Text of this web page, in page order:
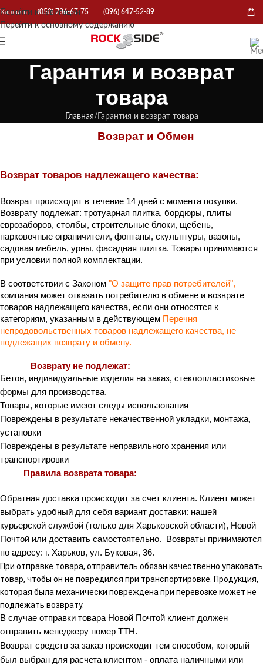
Перейти к навигации
Перейти к основному содержанию
Харьков: (050) 786-67-75 (096) 647-52-89
Гарантия и возврат
товара
Главная Гарантия и возврат товара
Возврат и Обмен
Возврат товаров надлежащего качества:
Возврат происходит в течение 14 дней с момента покупки.
Возврату подлежат: тротуарная плитка, бордюры, плиты
еврозаборов, столбы, строительные блоки, щебень,
парковочные ограничители, фонтаны, скульптуры, вазоны,
садовая мебель, урны, фасадная плитка. Товары принимаются
при условии полной комплектации.
В соответствии с Законом "О защите прав потребителей"
компания может отказать потребителю в обмене и возврате
товаров надлежащего качества, если они относятся к
категориям, указанным в действующем Перечня
непродовольственных товаров надлежащего качества, не
подлежащих возврату и обмену.
Возврату не подлежат:
Бетон, индивидуальные изделия на заказ, стеклопластиковые
формы для производства.
Товары, которые имеют следы использования
Повреждены в результате некачественной укладки, монтажа,
установки
Повреждены в результате неправильного хранения или
транспортировки
Правила возврата товара:
Обратная доставка происходит за счет клиента. Клиент может
выбрать удобный для себя вариант доставки: нашей
курьерской службой (только для Харьковской области), Новой
Почтой или доставить самостоятельно.  Возвраты принимаются
по адресу: г. Харьков, ул. Буковая, 36.
При отправке товара, отправитель обязан качественно упаковать
товар, чтобы он не повредился при транспортировке. Продукция,
которая была механически повреждена при перевозке может не
подлежать возврату.
В случае отправки товара Новой Почтой клиент должен
отправить менеджеру номер ТТН.
Возврат средств за заказ происходит тем способом, который
был выбран для расчета клиентом - оплата наличными или